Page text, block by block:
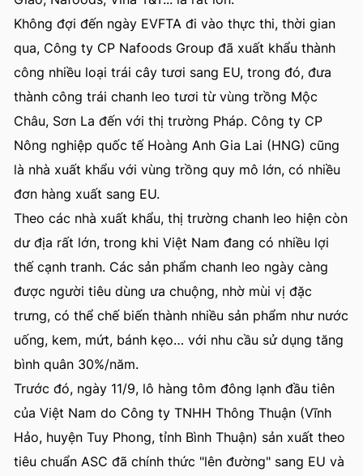
Không đợi đến ngày EVFTA đi vào thực thi, thời gian
qua, Công ty CP Nafoods Group đã xuất khẩu thành
công nhiều loại trái cây tươi sang EU, trong đó, đưa
thành công trái chanh leo tươi từ vùng trồng Mộc
Châu, Sơn La đến với thị trường Pháp. Công ty CP
Nông nghiệp quốc tế Hoàng Anh Gia Lai (HNG) cũng
là nhà xuất khẩu với vùng trồng quy mô lớn, có nhiều
đơn hàng xuất sang EU.
Theo các nhà xuất khẩu, thị trường chanh leo hiện còn
dư địa rất lớn, trong khi Việt Nam đang có nhiều lợi
thế cạnh tranh. Các sản phẩm chanh leo ngày càng
được người tiêu dùng ưa chuộng, nhờ mùi vị đặc
trưng, có thể chế biến thành nhiều sản phẩm như nước
uống, kem, mứt, bánh kẹo… với nhu cầu sử dụng tăng
bình quân 30%/năm.
Trước đó, ngày 11/9, lô hàng tôm đông lạnh đầu tiên
của Việt Nam do Công ty TNHH Thông Thuận (Vĩnh
Hảo, huyện Tuy Phong, tỉnh Bình Thuận) sản xuất theo
tiêu chuẩn ASC đã chính thức "lên đường" sang EU và